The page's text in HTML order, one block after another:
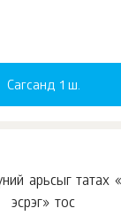
Сагсанд 1 ш.